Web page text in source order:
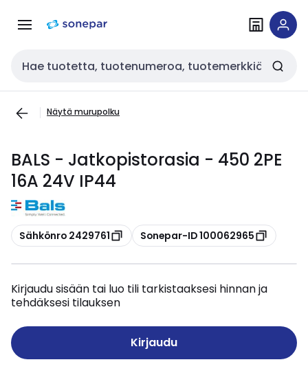
navigointiinsisältöön
Haku
Näytä murupolku
BALS - Jatkopistorasia - 450 2PE
16A 24V IP44
Kopioi
Sähkönro 2429761 Kopioi
Sonepar-ID 100062965
Kirjaudu sisään tai luo tili tarkistaaksesi hinnan ja
tehdäksesi tilauksen
Kirjaudu